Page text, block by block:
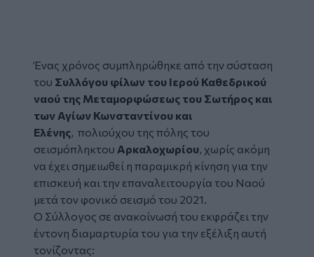
Ένας χρόνος συμπληρώθηκε από την σύσταση
του Συλλόγου φίλων του Ιερού Καθεδρικού
ναού της Μεταμορφώσεως του Σωτήρος και
των Αγίων Κωνσταντίνου και
Ελένης, πολιούχου της πόλης του
σεισμόπληκτου Αρκαλοχωρίου, χωρίς ακόμη
να έχει σημειωθεί η παραμικρή κίνηση για την
επισκευή και την επαναλειτουργία του Ναού
μετά τον φονικό σεισμό του 2021.
Ο Σύλλογος σε ανακοίνωσή του εκφράζει την
έντονη διαμαρτυρία του για την εξέλιξη αυτή
τονίζοντας: